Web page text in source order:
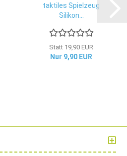
taktiles Spielzeug
Silikon...
Statt 19,90 EUR
Nur 9,90 EUR